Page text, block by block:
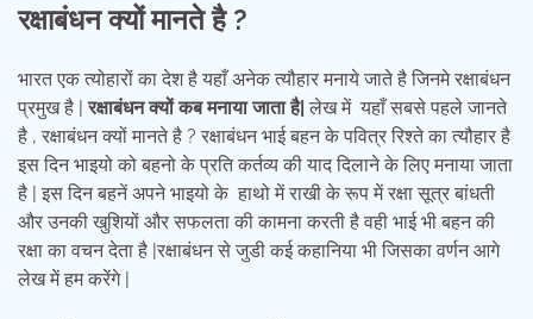
रक्षाबंधन क्यों मानते है ?
भारत एक त्योहारों का देश है यहाँ अनेक त्यौहार मनाये जाते है जिनमे रक्षाबंधन
प्रमुख है |रक्षाबंधन क्यों कब मनाया जाता है| लेख में यहाँ सबसे पहले जानते
है , रक्षाबंधन क्यों मानते है ? रक्षाबंधन भाई बहन के पवित्र रिश्ते का त्यौहार है
इस दिन भाइयो को बहनो के प्रति कर्तव्य की याद दिलाने के लिए मनाया जाता
है | इस दिन बहनें अपने भाइयो के हाथो में राखी के रूप में रक्षा सूत्र बांधती
और उनकी खुशियों और सफलता की कामना करती है वही भाई भी बहन की
रक्षा का वचन देता है |रक्षाबंधन से जुडी कई कहानिया भी जिसका वर्णन आगे
लेख में हम करेंगे |